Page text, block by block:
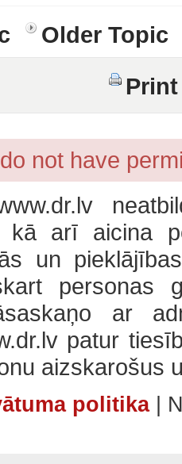
Older Topic
not have
kā arī aicina
un
personas
ar
patur
aizskarošus
politika|